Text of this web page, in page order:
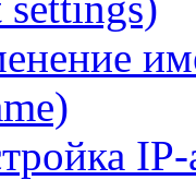
IP-